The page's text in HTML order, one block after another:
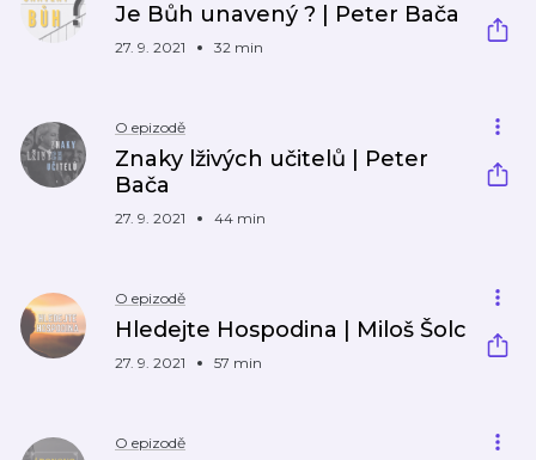
Je Bůh unavený ? | Peter Bača
27. 9. 2021 32 min
O epizodě
Znaky lživých učitelů | Peter
Bača
27. 9. 2021 44 min
O epizodě
Hledejte Hospodina | Miloš Šolc
27. 9. 2021 57 min
O epizodě